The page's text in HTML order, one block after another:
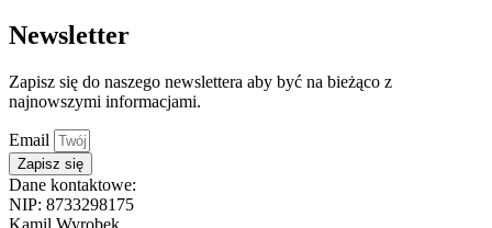
Newsletter
Zapisz się do naszego newslettera aby być na bieżąco z
najnowszymi informacjami.
Email
Zapisz się
Dane kontaktowe:
NIP: 8733298175
Kamil Wyrobek